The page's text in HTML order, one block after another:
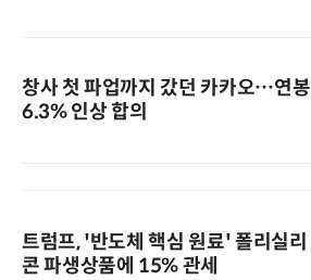
창사 첫 파업까지 갔던 카카오…연봉
6.3% 인상 합의
트럼프, '반도체 핵심 원료' 폴리실리
콘 파생상품에 15% 관세